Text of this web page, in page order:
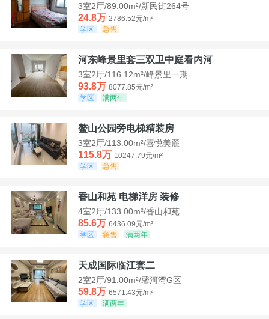
3室2厅/89.00m²/新民街264号
24.8万 2786.52元/m²
学区
急售
河东峰景里套三双卫中庭看内河
3室2厅/116.12m²/峰景里一期
93.8万 8077.85元/m²
学区
满两年
鳌山公园旁电梯精装房
3室2厅/113.00m²/喜悦美麓
115.8万 10247.79元/m²
学区
急售
香山和苑 电梯洋房 装修
4室2厅/133.00m²/香山和苑
85.6万 6436.09元/m²
学区
急售 满两年
天成国际临江套二
2室2厅/91.00m²/馨河湾G区
59.8万 6571.43元/m²
学区
满两年